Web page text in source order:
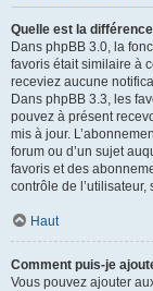
Quelle est la
Dans phpBB 3.0, la
favoris était similaire à
receviez aucune
Dans phpBB 3.3, les
pouvez à présent
mis à jour.
forum ou d’un sujet
favoris et des
contrôle de
Haut
Comment puis-je
Vous pouvez ajouter